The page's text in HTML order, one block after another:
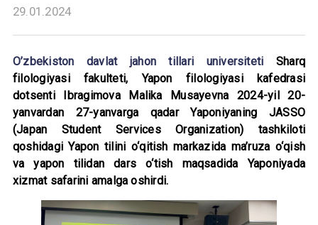
29.01.2024
O’zbekiston davlat jahon tillari universiteti Sharq
filologiyasi fakulteti, Yapon filologiyasi kafedrasi
dotsenti Ibragimova Malika Musayevna 2024-yil 20-
yanvardan 27-yanvarga qadar Yaponiyaning JASSO
(Japan Student Services Organization) tashkiloti
qoshidagi Yapon tilini o‘qitish markazida ma’ruza o‘qish
va yapon tilidan dars o‘tish maqsadida Yaponiyada
xizmat safarini amalga oshirdi.